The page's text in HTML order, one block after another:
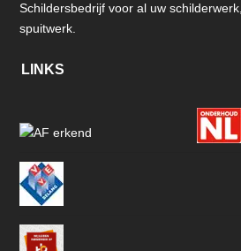
Schildersbedrijf voor al uw
spuitwerk.
LINKS